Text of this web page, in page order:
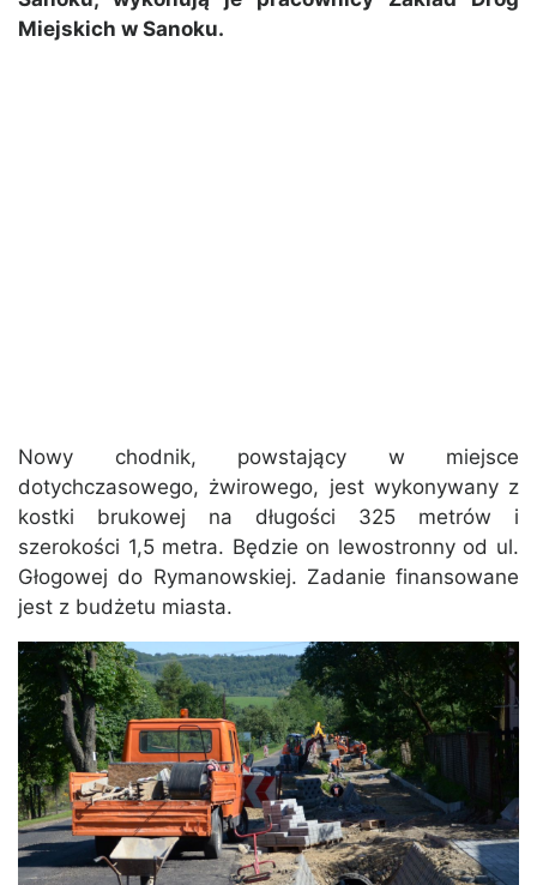
Miejskich w Sanoku.
Nowy chodnik, powstający w miejsce
dotychczasowego, żwirowego, jest wykonywany z
kostki brukowej na długości 325 metrów i
szerokości 1,5 metra. Będzie on lewostronny od ul.
Głogowej do Rymanowskiej. Zadanie finansowane
jest z budżetu miasta.